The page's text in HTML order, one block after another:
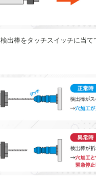
検出棒をタッチスイッチに当て